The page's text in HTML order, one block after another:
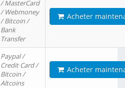
/ MasterCard
/ Webmoney
/ Bitcoin /
Bank
Transfer
Acheter
Paypal /
Credit Card /
Bitcoin /
Altcoins
Acheter